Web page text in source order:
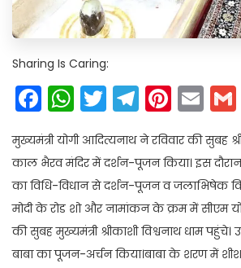
Sharing Is Caring:
Facebook
WhatsApp
Twitter
मुख्यमंत्री योगी आदित्यनाथ ने रविवार की सुबह
काल भैरव मंदिर में दर्शन-पूजन किया। इस दौरान
का विधि-विधान से दर्शन-पूजन व जलाभिषेक
मोदी के रोड शो और नामांकन के क्रम में सीएम
की सुबह मुख्यमंत्री श्रीकाशी विश्वनाथ धाम पहुंचे।
बाबा का पूजन-अर्चन किया।बाबा के शरण में